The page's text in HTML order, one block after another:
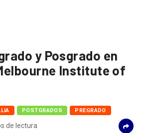
y Posgrado en
Institute of
POSTGRADOS PREGRADO
de lectura